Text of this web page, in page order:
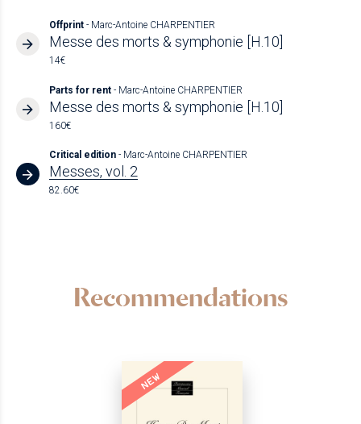
Offprint - Marc-Antoine CHARPENTIER
Messe des morts & symphonie [H.10]
14€
Parts for rent - Marc-Antoine CHARPENTIER
Messe des morts & symphonie [H.10]
160€
Critical edition - Marc-Antoine CHARPENTIER
Messes, vol. 2
82.60€
Recommendations
NEW